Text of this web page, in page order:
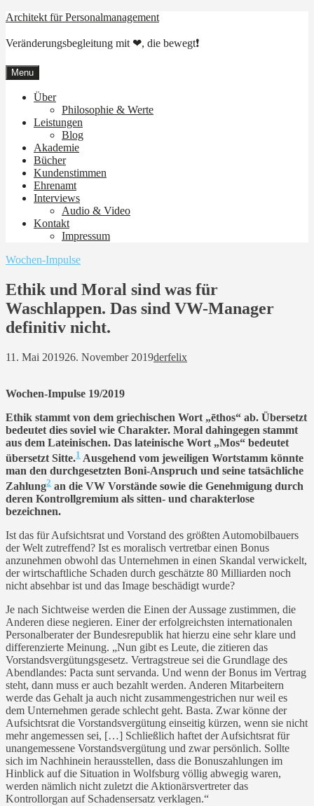
Skip
content
Architekt für Personalmanagement
Veränderungsbegleitung mit ❤, die bewegt❗
Menu
Über
Philosophie & Werte
Leistungen
Blog
Akademie
Bücher
Kundenstimmen
Ehrenamt
Interviews
Audio & Video
Kontakt
Impressum
Wochen-Impulse
Ethik und Moral sind was für
Waschlappen. Das sind VW-Manager
definitiv nicht.
11. Mai 201926. November 2019derfelix
Wochen-Impulse 19/2019
Ethik stammt von dem griechischen Wort „ēthos“ ab. Übersetzt
bedeutet dies soviel wie Charakter. Moral dahingegen stammt
aus dem Lateinischen. Das lateinische Wort „Mos“ bedeutet
übersetzt Sitte.1 Ausgehend vom jeweiligen Wortstamm könnte
man den durchgesetzten Boni-Anspruch und seine tatsächliche
Zahlung2 an die VW Vorstände sowie die Genehmigung durch
deren Kontrollgremium als sitten- und charakterlose
bezeichnen.
Ist das für Aufsichtsrat und Vorstand des größten Automobilbauers
der Welt zutreffend? Ist es moralisch vertretbar einen Bonus
anzunehmen obwohl das Unternehmen in einen Skandal verwickelt,
der wirtschaftliche Schaden durch geschätzte 80 Milliarden noch
nicht absehbar ist und das Image beschädigt wurde?
Je nach Sichtweise werden die Einen der Aussage zustimmen, die
Anderen diese negieren. Einer der erfolgreichsten internationalen
Personalberater der Bundesrepublik hat hierzu eine sehr klare und
differenzierte Meinung. „Nun gibt es Leute, die zitieren das
Vorstandsvergütungsgesetz. Vertragstreue sei die Grundlage des
Abendlandes: Pacta sunt servanda. Und wenn der Bonus im Vertrag
steht, dann muss er auch bezahlt werden. Anderen Mitarbeitern
werde das Gehalt ja auch nicht zusammengestrichen nur weil es
dem Unternehmen gerade schlecht geht. Basta. Zwar könne der
Aufsichtsrat die Vorstandsvergütung einseitig kürzen, wenn sie nicht
mehr angemessen sei, […] Schließlich haftet der Aufsichtsrat für
unangemessene Vorstandsvergütung und zwar persönlich. Sollte
sich im Nachhinein herausstellen, dass die Bonuszahlungen im
Hinblick auf die Situation in Wolfsburg völlig abwegig waren,
werden nämlich nicht zuletzt die Aktionärsvertreter das
Kontrollorgan auf Schadensersatz verklagen.“